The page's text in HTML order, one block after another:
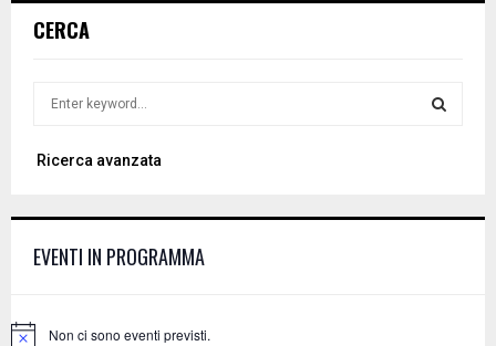
CERCA
r
o
Ricerca avanzata
EVENTI IN PROGRAMMA
N
Non ci sono eventi previsti.